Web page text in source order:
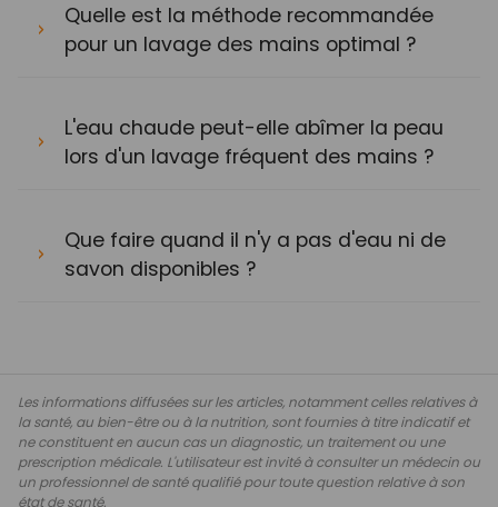
Quelle est la méthode recommandée
pour un lavage des mains optimal ?
L'eau chaude peut-elle abîmer la peau
lors d'un lavage fréquent des mains ?
Que faire quand il n'y a pas d'eau ni de
savon disponibles ?
Les informations diffusées sur les articles, notamment celles relatives à
la santé, au bien-être ou à la nutrition, sont fournies à titre indicatif et
ne constituent en aucun cas un diagnostic, un traitement ou une
prescription médicale. L'utilisateur est invité à consulter un médecin ou
un professionnel de santé qualifié pour toute question relative à son
état de santé.